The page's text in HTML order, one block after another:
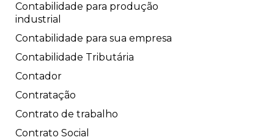
Contabilidade para produção
industrial
Contabilidade para sua empresa
Contabilidade Tributária
Contador
Contratação
Contrato de trabalho
Contrato Social